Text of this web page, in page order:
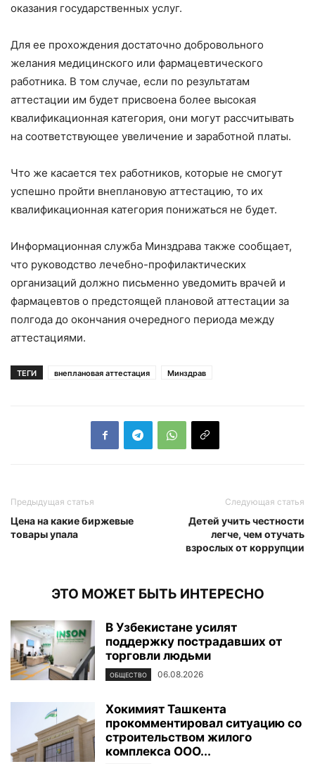
оказания государственных услуг.
Для ее прохождения достаточно добровольного
желания медицинского или фармацевтического
работника. В том случае, если по результатам
аттестации им будет присвоена более высокая
квалификационная категория, они могут рассчитывать
на соответствующее увеличение и заработной платы.
Что же касается тех работников, которые не смогут
успешно пройти внеплановую аттестацию, то их
квалификационная категория понижаться не будет.
Информационная служба Минздрава также сообщает,
что руководство лечебно-профилактических
организаций должно письменно уведомить врачей и
фармацевтов о предстоящей плановой аттестации за
полгода до окончания очередного периода между
аттестациями.
ТЕГИ внеплановая аттестация Минздрав
Предыдущая статья
Цена на какие биржевые
товары упала
Следующая статья
Детей учить честности
легче, чем отучать
взрослых от коррупции
ЭТО МОЖЕТ БЫТЬ ИНТЕРЕСНО
В Узбекистане усилят
поддержку пострадавших от
торговли людьми
ОБЩЕСТВО 06.08.2026
Хокимият Ташкента
прокомментировал ситуацию со
строительством жилого
комплекса ООО...